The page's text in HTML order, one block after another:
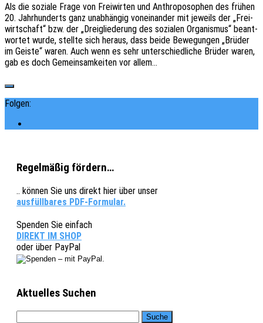
Als die sozia­le Frage von Frei­wir­ten und Anthro­po­so­phen des frühen
20. Jahr­hun­derts ganz unab­hän­gig vonein­an­der mit jeweils der „Frei­
wirt­schaft“ bzw. der „Drei­glie­de­rung des sozia­len Orga­nis­mus“ beant­
wor­tet wurde, stell­te sich heraus, dass beide Bewe­gun­gen „Brüder
im Geiste“ waren. Auch wenn es sehr unter­schied­li­che Brüder waren,
gab es doch Gemein­sam­kei­ten vor allem…
Folgen:
Regelmäßig fördern…
.. können Sie uns direkt hier über unser
ausfüllbares PDF-Formular.
Spenden Sie einfach
DIREKT IM SHOP
oder über PayPal
Aktuelles Suchen